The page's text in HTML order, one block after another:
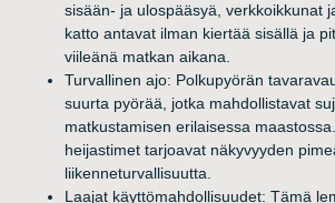
sisään- ja ulospääsyä, verkkoikkunat
katto antavat ilman kiertää sisällä ja
viileänä matkan aikana.
Turvallinen ajo: Polkupyörän
suurta pyörää, jotka mahdollistavat
matkustamisen erilaisessa
heijastimet tarjoavat näkyvyyden
liikenneturvallisuutta.
Laajat käyttömahdollisuudet: Tämä